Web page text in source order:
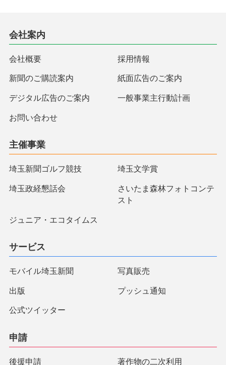
会社案内
会社概要 採用情報
新聞のご購読案内 紙面広告のご案内
デジタル広告のご案内 一般事業主行動計画
お問い合わせ
主催事業
埼玉新聞ゴルフ競技 埼玉文学賞
埼玉政経懇話会
さいたま森林フォトコンテ
スト
ジュニア・エコタイムス
サービス
モバイル埼玉新聞 写真販売
出版 プッシュ通知
公式ツイッター
申請
後援申請 著作物の二次利用